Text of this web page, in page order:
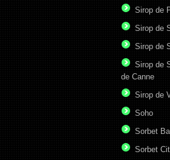
Sirop de
Sirop de
Sirop de
Sirop de
de Canne
Sirop de
Soho
Sorbet
Sorbet